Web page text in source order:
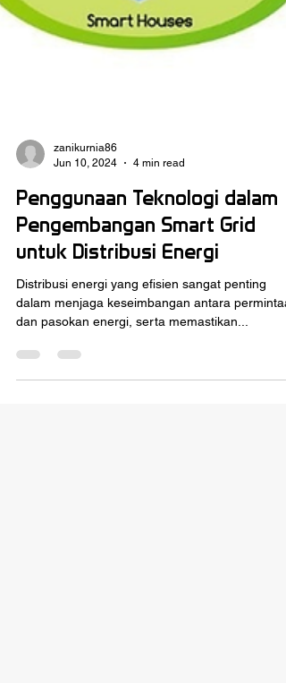
zanikurnia86
Jun 10, 2024
4 min read
Penggunaan Teknologi dalam
Pengembangan Smart Grid
untuk Distribusi Energi
dalam menjaga keseimbangan antara
dan pasokan energi, serta memastikan...